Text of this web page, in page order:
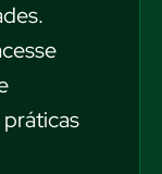
práticas